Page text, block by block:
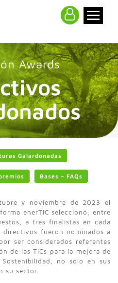
Awards
Galardonadas
Bases – FAQs
y noviembre de 2023 el
enerTIC seleccionó, entre
a tres finalistas en cada
directivos fueron nominados a
ser considerados referentes
de las TICs para la mejora de
no sólo en sus
su sector.